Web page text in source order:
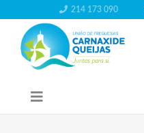
214 173 090